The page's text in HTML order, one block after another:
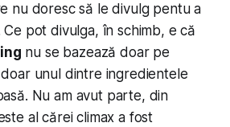
nu doresc să le divulg pentu a
pot divulga, în schimb, e că
nu se bazează doar pe
unul dintre ingredientele
Nu am avut parte, din
al cărei climax a fost